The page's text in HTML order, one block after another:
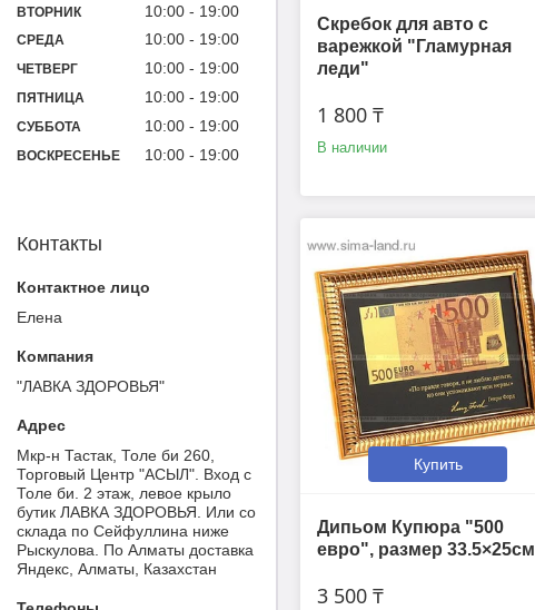
Скребок для авто с
варежкой "Гламурная
леди"
1 800 ₸
В наличии
Купить
Дипьом Купюра "500
евро", размер 33.5×25см
3 500 ₸
ВТОРНИК 10:00 19:00
СРЕДА 10:00 19:00
ЧЕТВЕРГ 10:00 19:00
ПЯТНИЦА 10:00 19:00
СУББОТА 10:00 19:00
ВОСКРЕСЕНЬЕ 10:00 19:00
Контакты
Елена
"ЛАВКА ЗДОРОВЬЯ"
Мкр-н Тастак, Толе би 260,
Торговый Центр "АСЫЛ". Вход с
Толе би. 2 этаж, левое крыло
бутик ЛАВКА ЗДОРОВЬЯ. Или со
склада по Сейфуллина ниже
Рыскулова. По Алматы доставка
Яндекс, Алматы, Казахстан